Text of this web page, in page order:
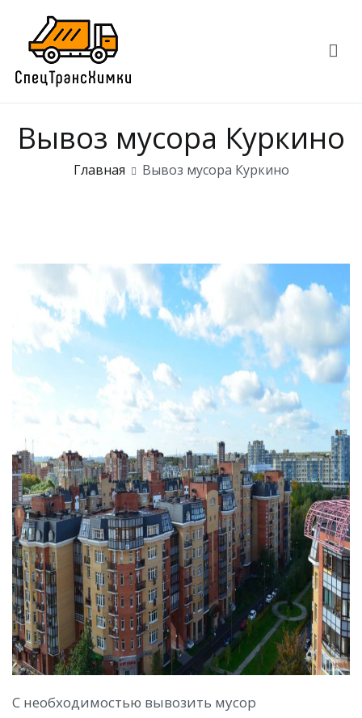
Перейти
содержимому
Вывоз мусора Куркино
Главная Вывоз мусора Куркино
С необходимостью вывозить мусор